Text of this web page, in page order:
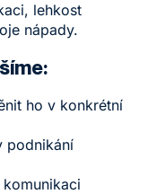
lehkost
nápady.
ho v konkrétní
podnikání